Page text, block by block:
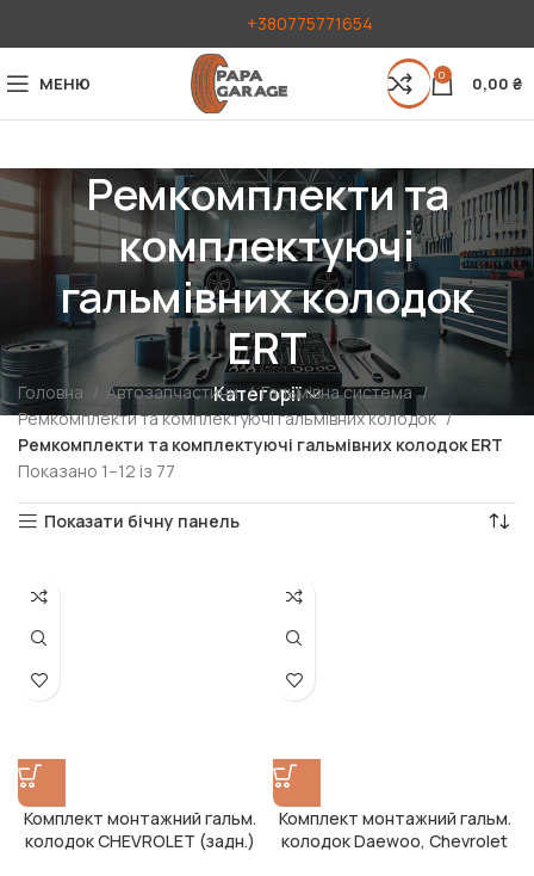
+380775771654
МЕНЮ 0 0,00 ₴
Ремкомплекти та
комплектуючі
гальмівних колодок
ERT
Категорії
Головна Автозапчастини
Гальмівна система
Ремкомплекти та комплектуючі гальмівних колодок
Ремкомплекти та комплектуючі гальмівних колодок ERT
Показано 1–12 із 77
Показати бічну панель
Комплект монтажний гальм.
колодок CHEVROLET (задн.)
Комплект монтажний гальм.
колодок Daewoo, Chevrolet